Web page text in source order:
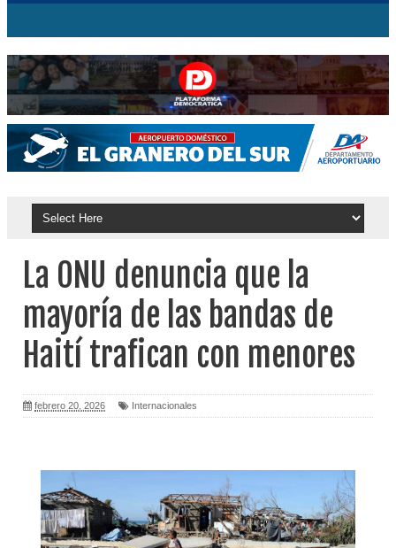
La ONU denuncia que la
mayoría de las bandas de
Haití trafican con menores
febrero 20, 2026 Internacionales